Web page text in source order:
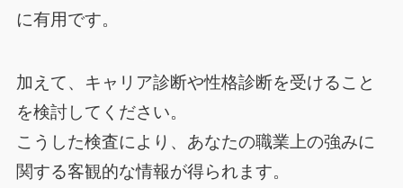
に有用です。
加えて、キャリア診断や性格診断を受けること
を検討してください。
こうした検査により、あなたの職業上の強みに
関する客観的な情報が得られます。